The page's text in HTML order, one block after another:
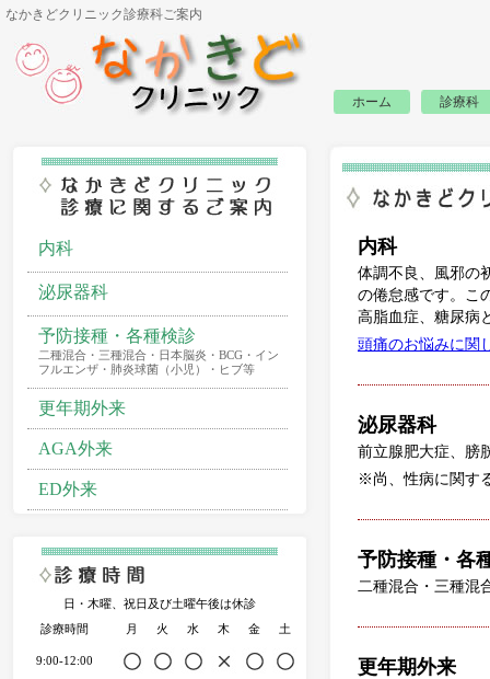
なかきどクリニック診療科ご案内
ホーム 診療科
内科
泌尿器科
予防接種・各種検診
二種混合・三種混合・日本脳炎・BCG・イン
フルエンザ・肺炎球菌（小児）・ヒブ等
更年期外来
AGA外来
ED外来
日・木曜、祝日及び土曜午後は休診
診療時間
月 火 水 木 金 土
9:00-12:00
内科
体調不良、風邪の
の倦怠感です。こ
高脂血症、糖尿病
頭痛のお悩みに関
泌尿器科
前立腺肥大症、膀
※尚、性病に関す
予防接種・各
二種混合・三種混
更年期外来